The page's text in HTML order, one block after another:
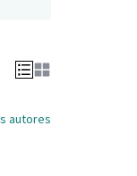
autores